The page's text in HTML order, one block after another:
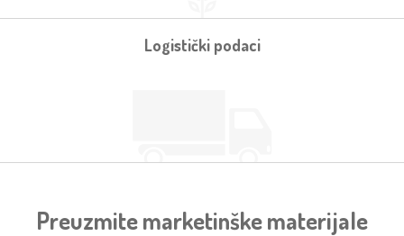
Logistički podaci
Preuzmite marketinške materijale